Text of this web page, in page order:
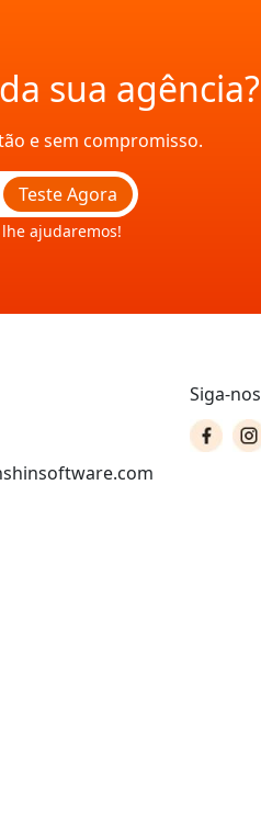
sua agência?
e sem compromisso.
Teste Agora
ajudaremos!
Siga-nos